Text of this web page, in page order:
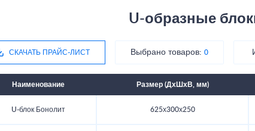
U-образные
СКАЧАТЬ ПРАЙС-ЛИСТ Выбрано товаров: 0
Наименование Размер (ДхШхВ, мм)
U-блок Бонолит 625х300х250